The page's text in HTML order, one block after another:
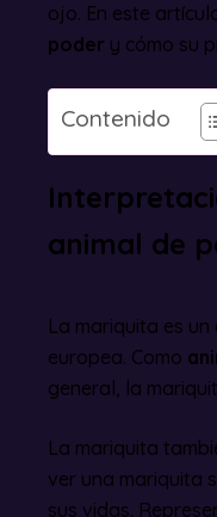
ojo. En este
poder y cómo su
Contenido
animal de
La mariquita es
europea. Como
general, la
La mariquita
ver una mariquita
sus vidas.